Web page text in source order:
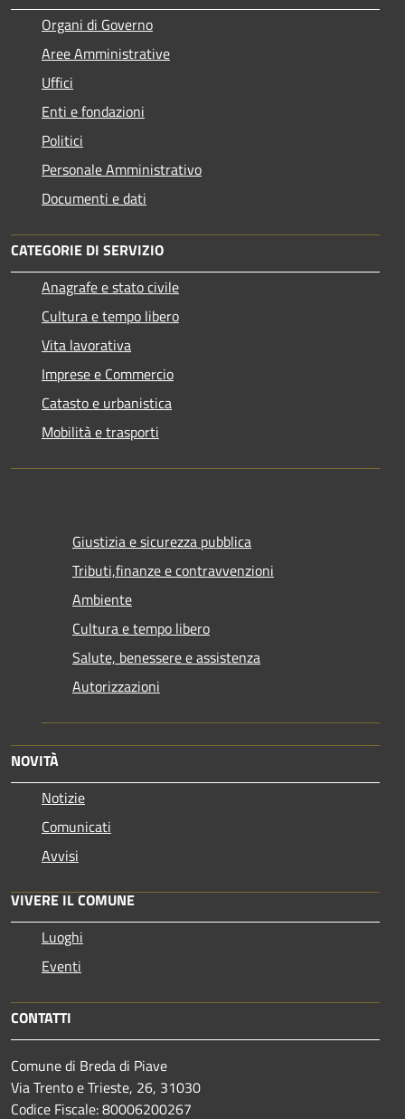
Organi di Governo
Aree Amministrative
Uffici
Enti e fondazioni
Politici
Personale Amministrativo
Documenti e dati
CATEGORIE DI SERVIZIO
Anagrafe e stato civile
Cultura e tempo libero
Vita lavorativa
Imprese e Commercio
Catasto e urbanistica
Mobilità e trasporti
Giustizia e sicurezza pubblica
Tributi,finanze e contravvenzioni
Ambiente
Cultura e tempo libero
Salute, benessere e assistenza
Autorizzazioni
NOVITÀ
Notizie
Comunicati
Avvisi
VIVERE IL COMUNE
Luoghi
Eventi
CONTATTI
Comune di Breda di Piave
Via Trento e Trieste, 26, 31030
Codice Fiscale: 80006200267